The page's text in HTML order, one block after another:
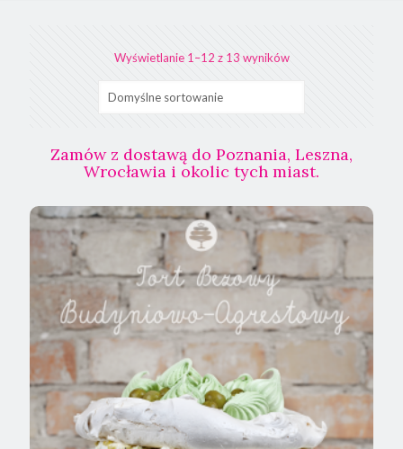
Wyświetlanie 1–12 z 13 wyników
Zamów z dostawą do Poznania, Leszna,
Wrocławia i okolic tych miast.